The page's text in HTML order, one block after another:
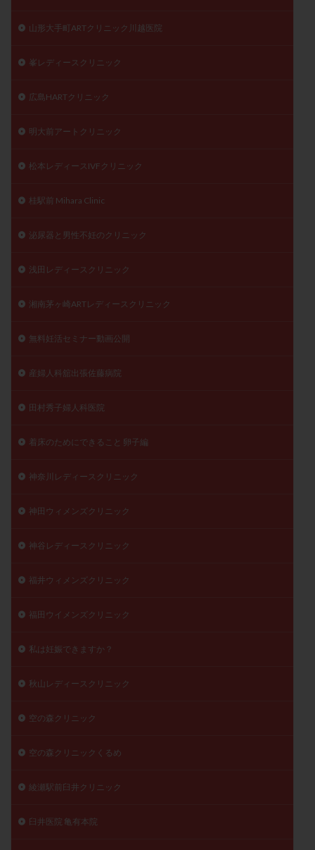
山形大手町ARTクリニック川越医院
峯レディースクリニック
広島HARTクリニック
明大前アートクリニック
松本レディースIVFクリニック
桂駅前 Mihara Clinic
泌尿器と男性不妊のクリニック
浅田レディースクリニック
湘南茅ヶ崎ARTレディースクリニック
無料妊活セミナー動画公開
産婦人科舘出張佐藤病院
田村秀子婦人科医院
着床のためにできること 卵子編
神奈川レディースクリニック
神田ウィメンズクリニック
神谷レディースクリニック
福井ウィメンズクリニック
福田ウイメンズクリニック
私は妊娠できますか？
秋山レディースクリニック
空の森クリニック
空の森クリニックくるめ
綾瀬駅前臼井クリニック
臼井医院 亀有本院